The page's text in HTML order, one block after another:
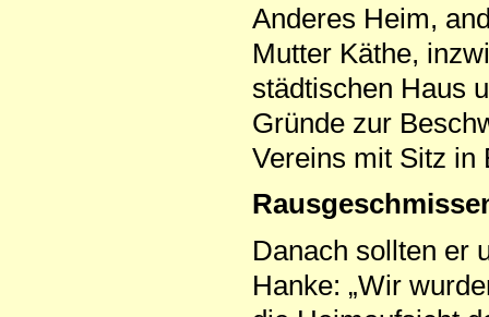
Anderes Heim,
Mutter Käthe,
städtischen Haus
Gründe zur
Vereins mit Sitz in
Danach sollten er
Hanke: „Wir